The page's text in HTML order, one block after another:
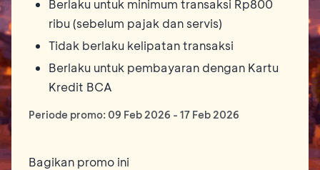
Berlaku untuk minimum transaksi Rp800
ribu (sebelum pajak dan servis)
Tidak berlaku kelipatan transaksi
Berlaku untuk pembayaran dengan Kartu
Kredit BCA
Periode promo: 09 Feb 2026 - 17 Feb 2026
Bagikan promo ini